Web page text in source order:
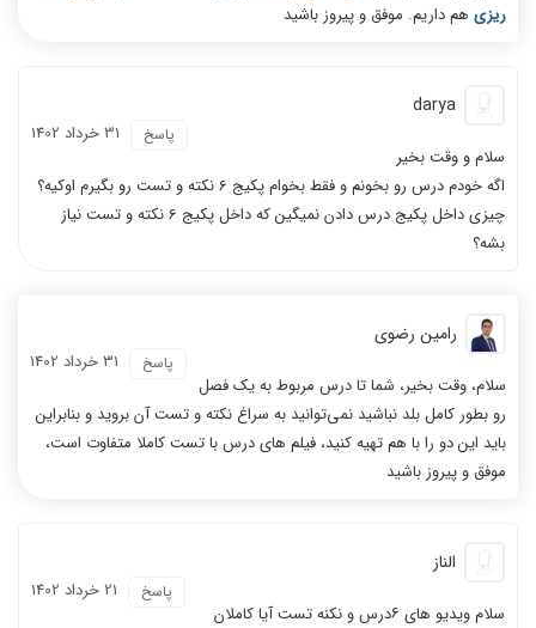
ریزی هم داریم. موفق و پیروز باشید
darya
31 خرداد 1402 پاسخ
سلام و وقت بخیر
اگه خودم درس رو بخونم و فقط بخوام پکیج 6 نکته و تست رو بگیرم اوکیه؟
چیزی داخل پکیج درس دادن نمیگین که داخل پکیج 6 نکته و تست نیاز
بشه؟
رامین رضوی
31 خرداد 1402 پاسخ
سلام، وقت بخیر، شما تا درس مربوط به یک فصل
رو بطور کامل بلد نباشید نمی‌توانید به سراغ نکته و تست آن بروید و بنابراین
باید این دو را با هم تهیه کنید، فیلم های درس با تست کاملا متفاوت است،
موفق و پیروز باشید
الناز
21 خرداد 1402 پاسخ
سلام ویدیو های ۶درس و نکنه تست آیا کاملان